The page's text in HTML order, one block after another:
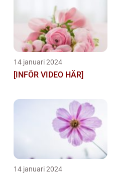
14 januari 2024
[INFÖR VIDEO HÄR]
14 januari 2024